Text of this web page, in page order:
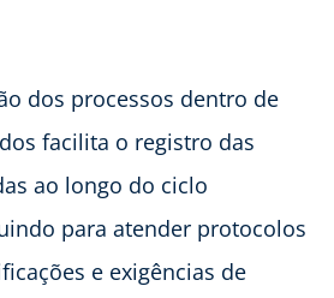
dos processos dentro de
facilita o registro das
ao longo do ciclo
para atender protocolos
e exigências de